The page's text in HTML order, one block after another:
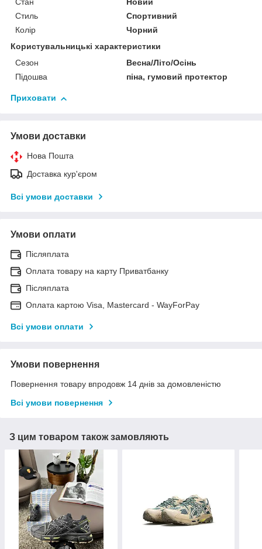
Стан
Новий
Стиль
Спортивний
Колір
Чорний
Користувальницькі характеристики
Сезон
Весна/Літо/Осінь
Підошва
піна, гумовий протектор
Приховати
Умови доставки
Нова Пошта
Доставка кур'єром
Всі умови доставки
Умови оплати
Післяплата
Оплата товару на карту Приватбанку
Післяплата
Оплата картою Visa, Mastercard - WayForPay
Всі умови оплати
Умови повернення
Повернення товару впродовж 14 днів за домовленістю
Всі умови повернення
З цим товаром також замовляють